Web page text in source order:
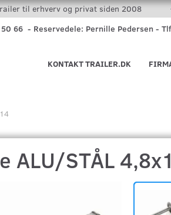
til erhverv og privat siden 2008
66 - Reservedele: Pernille Pedersen -
KONTAKT TRAILER.DK
ALU/STÅL